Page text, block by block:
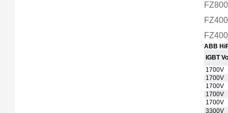
ABB
IGBT
1700V
1700V
1700V
1700V
1700V
3300V